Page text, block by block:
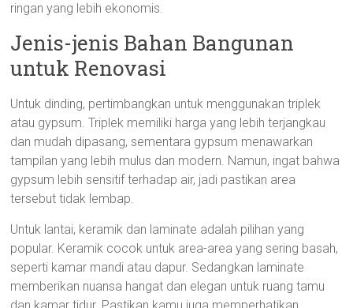
ringan yang lebih ekonomis.
Jenis-jenis Bahan Bangunan
untuk Renovasi
Untuk dinding, pertimbangkan untuk menggunakan triplek
atau gypsum. Triplek memiliki harga yang lebih terjangkau
dan mudah dipasang, sementara gypsum menawarkan
tampilan yang lebih mulus dan modern. Namun, ingat bahwa
gypsum lebih sensitif terhadap air, jadi pastikan area
tersebut tidak lembap.
Untuk lantai, keramik dan laminate adalah pilihan yang
popular. Keramik cocok untuk area-area yang sering basah,
seperti kamar mandi atau dapur. Sedangkan laminate
memberikan nuansa hangat dan elegan untuk ruang tamu